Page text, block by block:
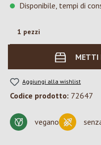
Disponibile, tempi di
METTI
Aggiungi alla wishlist
Codice prodotto: 72647
vegano